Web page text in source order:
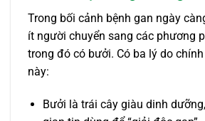
Trong bối cảnh bệnh gan ngày
ít người chuyển sang các phương
trong đó có bưởi. Có ba lý do
này:
Bưởi là trái cây giàu dinh